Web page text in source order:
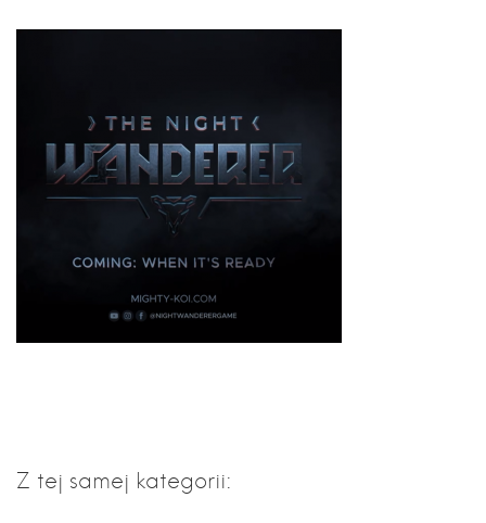
Z tej samej kategorii: